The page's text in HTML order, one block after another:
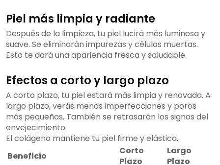
Piel más limpia y radiante
Después de la limpieza, tu piel lucirá más luminosa y
suave. Se eliminarán impurezas y células muertas.
Esto te dará una apariencia fresca y saludable.
Efectos a corto y largo plazo
A corto plazo, tu piel estará más limpia y renovada. A
largo plazo, verás menos imperfecciones y poros
más pequeños. También se retrasarán los signos del
envejecimiento.
El colágeno mantiene tu piel firme y elástica.
Beneficio
Corto
Plazo
Largo
Plazo